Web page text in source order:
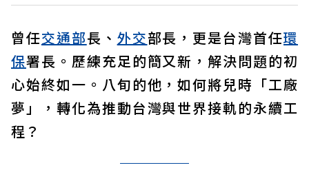
曾任交通部長、 外交部長，更是台灣首任環
保署長。歷練充足的簡又新，解決問題的初
心始終如一。八旬的他，如何將兒時「工廠
夢」，轉化為推動台灣與世界接軌的永續工
程？